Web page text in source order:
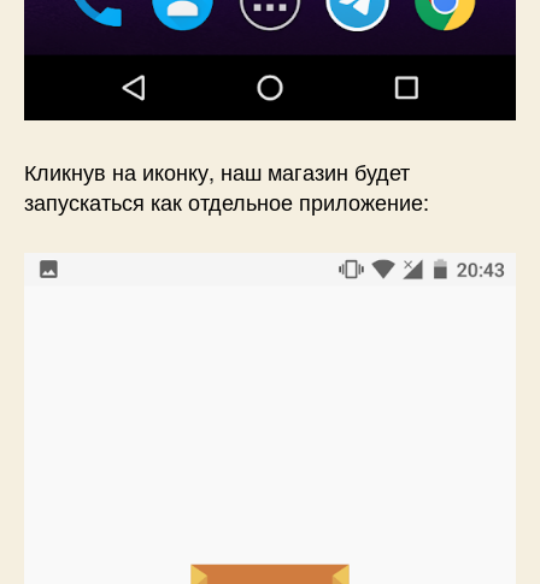
Кликнув на иконку, наш магазин будет
запускаться как отдельное приложение: